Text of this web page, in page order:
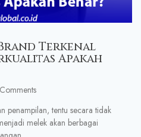
Terkenal
Apakah
penampilan, tentu secara tidak
melek akan berbagai